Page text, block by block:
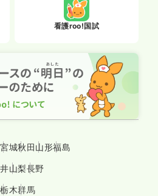
看護roo!国試
宮城秋田山形福島
山梨長野
栃木群馬